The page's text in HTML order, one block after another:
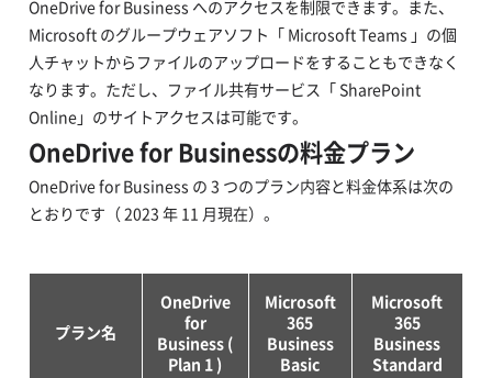
OneDrive for Business へのアクセスを制限できます。また、
Microsoft のグループウェアソフト「 Microsoft Teams 」の個
人チャットからファイルのアップロードをすることもできなく
なります。ただし、ファイル共有サービス「 SharePoint
Online」のサイトアクセスは可能です。
OneDrive for Businessの料金プラン
OneDrive for Business の 3 つのプラン内容と料金体系は次の
とおりです（ 2023 年 11 月現在）。
プラン名
OneDrive
for
Business (
Plan 1 )
Microsoft
365
Business
Basic
Microsoft
365
Business
Standard